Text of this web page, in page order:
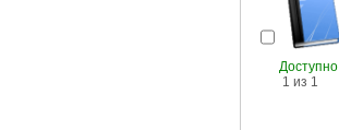
Доступно
1 из 1